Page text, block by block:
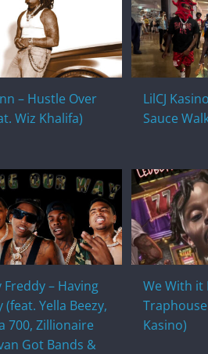
– Hustle Over
Wiz Khalifa)
LilCJ
Sauce
– Having
(feat. Yella Beezy,
700, Zillionaire
Got Bands &
We With it
Kasino)